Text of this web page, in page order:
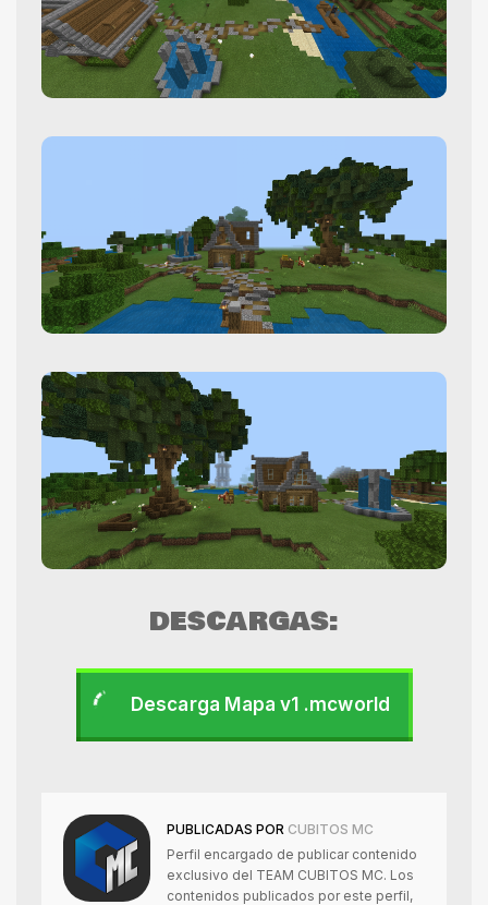
DESCARGAS:
Descarga Mapa v1 .mcworld
PUBLICADAS POR CUBITOS MC
Perfil encargado de publicar contenido
exclusivo del TEAM CUBITOS MC. Los
contenidos publicados por este perfil,